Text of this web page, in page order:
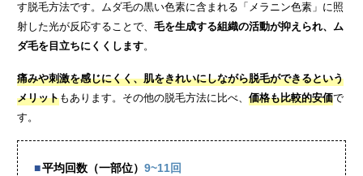
す脱毛方法です。ムダ毛の黒い色素に含まれる「メラニン色素」に照
射した光が反応することで、 毛を生成する組織の活動が抑えられ、ム
ダ毛を目立ちにくくします。
痛みや刺激を感じにくく、肌をきれいにしながら脱毛ができるという
メリットもあります。その他の脱毛方法に比べ、 価格も比較的安価で
す。
平均回数（一部位） 9~11回